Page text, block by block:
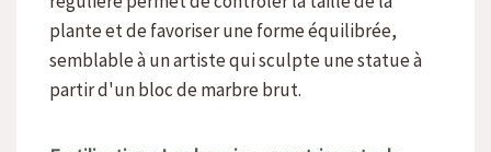
plante et de favoriser une forme équilibrée,
semblable à un artiste qui sculpte une statue à
partir d'un bloc de marbre brut.